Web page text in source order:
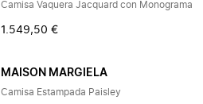
Camisa Vaquera Jacquard con Monograma
1.549,50 €
MAISON MARGIELA
Camisa Estampada Paisley